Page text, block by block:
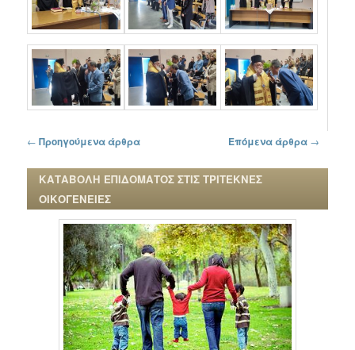
Πλοήγηση στα άρθρα
← Προηγούμενα άρθρα Επόμενα άρθρα →
ΚΑΤΑΒΟΛΗ ΕΠΙΔΟΜΑΤΟΣ ΣΤΙΣ ΤΡΙΤΕΚΝΕΣ
ΟΙΚΟΓΕΝΕΙΕΣ